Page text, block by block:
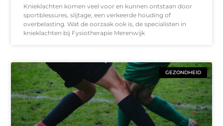
Knieklachten komen veel voor en kunnen ontstaan door
sportblessures, slijtage, een verkeerde houding of
overbelasting. Wat de oorzaak ook is, de specialisten in
knieklachten bij Fysiotherapie Merenwijk
GEZONDHEID